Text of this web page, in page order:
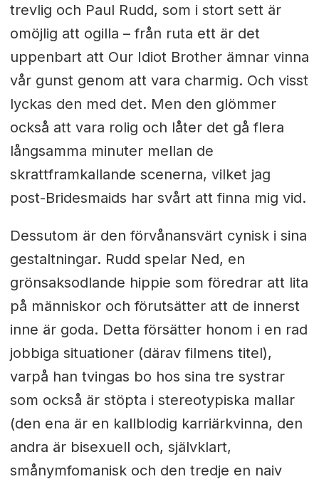
trevlig och Paul Rudd, som i stort sett är
omöjlig att ogilla – från ruta ett är det
uppenbart att Our Idiot Brother ämnar vinna
vår gunst genom att vara charmig. Och visst
lyckas den med det. Men den glömmer
också att vara rolig och låter det gå flera
långsamma minuter mellan de
skrattframkallande scenerna, vilket jag
post-Bridesmaids har svårt att finna mig vid.
Dessutom är den förvånansvärt cynisk i sina
gestaltningar. Rudd spelar Ned, en
grönsaksodlande hippie som föredrar att lita
på människor och förutsätter att de innerst
inne är goda. Detta försätter honom i en rad
jobbiga situationer (därav filmens titel),
varpå han tvingas bo hos sina tre systrar
som också är stöpta i stereotypiska mallar
(den ena är en kallblodig karriärkvinna, den
andra är bisexuell och, självklart,
smånymfomanisk och den tredje en naiv